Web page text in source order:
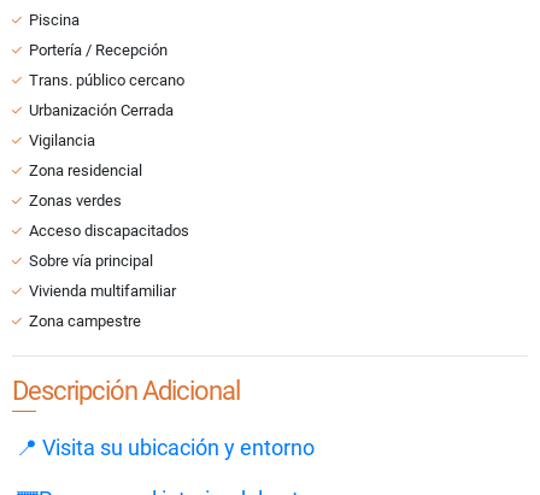
Piscina
Portería / Recepción
Trans. público cercano
Urbanización Cerrada
Vigilancia
Zona residencial
Zonas verdes
Acceso discapacitados
Sobre vía principal
Vivienda multifamiliar
Zona campestre
Descripción Adicional
📍 Visita su ubicación y entorno